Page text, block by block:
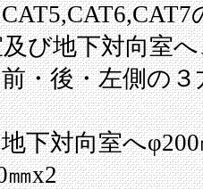
び地下対向室
・後・左側の３
下対向室へ
㎜x2